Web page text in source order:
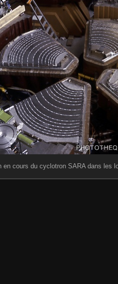
en cours du cyclotron SARA dans les